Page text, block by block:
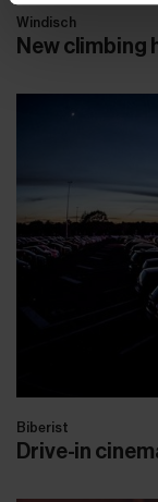
Windisch
New climbing
Biberist
Drive-in